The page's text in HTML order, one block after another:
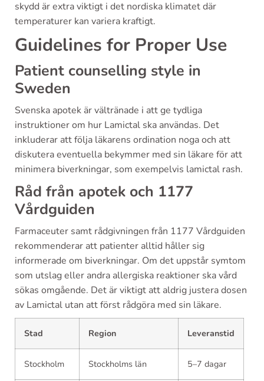
skydd är extra viktigt i det nordiska klimatet där
temperaturer kan variera kraftigt.
Guidelines for Proper Use
Patient counselling style in
Sweden
Svenska apotek är vältränade i att ge tydliga
instruktioner om hur Lamictal ska användas. Det
inkluderar att följa läkarens ordination noga och att
diskutera eventuella bekymmer med sin läkare för att
minimera biverkningar, som exempelvis lamictal rash.
Råd från apotek och 1177
Vårdguiden
Farmaceuter samt rådgivningen från 1177 Vårdguiden
rekommenderar att patienter alltid håller sig
informerade om biverkningar. Om det uppstår symtom
som utslag eller andra allergiska reaktioner ska vård
sökas omgående. Det är viktigt att aldrig justera dosen
av Lamictal utan att först rådgöra med sin läkare.
Stad Region Leveranstid
Stockholm Stockholms län 5–7 dagar